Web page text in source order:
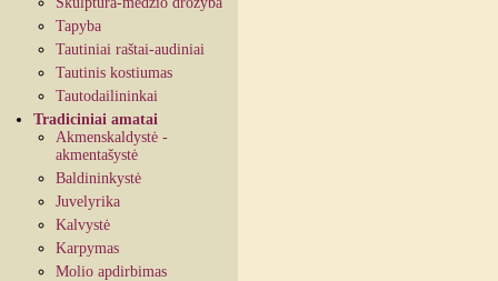
Tapyba
Tautiniai raštai-audiniai
Tautinis kostiumas
Tautodailininkai
Tradiciniai amatai
Akmenskaldystė -
akmentašystė
Baldininkystė
Juvelyrika
Kalvystė
Karpymas
Molio apdirbimas